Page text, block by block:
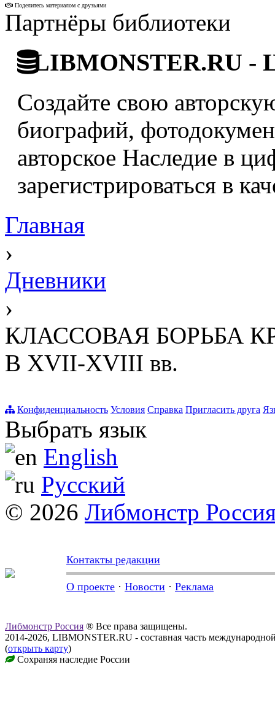
Поделитесь материалом с друзьями
Партнёры библиотеки
LIBMONSTER.RU -
Создайте свою
биографий,
авторское Наследие в
зарегистрироваться в
Главная
›
Дневники
›
КЛАССОВАЯ БОРЬБА
В XVII-XVIII вв.
Конфиденциальность Условия Справка Пригласить друга
Выбрать язык
English
Русский
© 2026 Либмонстр
Контакты редакции
О проекте · Новости · Реклама
Либмонстр Россия ® Все права защищены.
2014-2026, LIBMONSTER.RU - составная часть
(открыть карту)
Сохраняя наследие России